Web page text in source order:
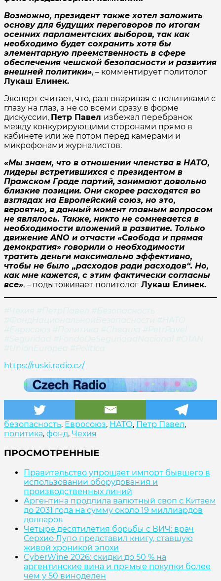
Возможно, президент также хотел заложить
основу для будущих переговоров по итогам
осенних парламентских выборов, так как
необходимо будет сохранить хотя бы
элементарную преемственность в сфере
обеспечения чешской безопасности и развития
внешней политики», – комментирует политолог
Лукаш Елинек.
Эксперт считает, что, разговаривая с политиками с
глазу на глаз, а не со всеми сразу в форме
дискуссии, Петр Павел избежал перебранок
между конкурирующими сторонами прямо в
кабинете или же потом перед камерами и
микрофонами журналистов.
«Мы знаем, что в отношении членства в НАТО,
лидеры встретившихся с президентом в
Пражском Граде партий, занимают довольно
близкие позиции. Они скорее расходятся во
взглядах на Европейский союз, но это,
вероятно, в данный момент главным вопросом
не являлось. Также, никто не сомневается в
необходимости вложений в развитие. Только
движение ANO и отчасти «Свобода и прямая
демократия» говорили о необходимости
тратить деньги максимально эффективно,
чтобы не было „расходов ради расходов“. Но,
как мне кажется, с этим фактически согласны
все», – подытоживает политолог Лукаш Елинек.
#Чехия #ПетрПавел #Безопасность
#ФондНациональнойБезопасности #НАТО
#Евросоюз #Политика #Chequia #PetrPavel
#Seguridad #FondoDeSeguridadNacional #OTAN
#UniónEuropea #Política
https://ruski.radio.cz/
безопасность, Евросоюз, НАТО, Петр Павел,
политика, фонд, Чехия
ПРОСМОТРЕННЫЕ
Правительство упрощает импорт бывшего в
использовании оборудования и
производственных линий
Аргентина продлила валютный своп с Китаем
до 2031 года на сумму около 19 миллиардов
долларов
Четыре десятилетия борьбы с ВИЧ: врач
Серхио Лупо представил книгу, ставшую
живой хроникой эпохи
CyberWine 2026: скидки до 50 % на
аргентинские вина и прямые покупки более
чем у 50 виноделен